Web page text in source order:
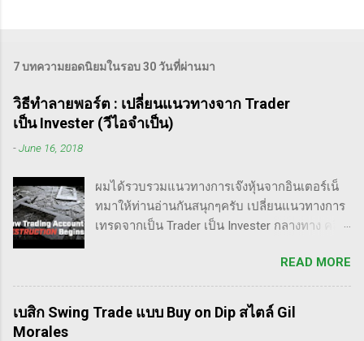
7 บทความยอดนิยมในรอบ 30 วันที่ผ่านมา
วิธีทำลายพอร์ต : เปลี่ยนแนวทางจาก Trader
เป็น Invester (วีไอจำเป็น)
-June 16, 2018
ผมได้รวบรวมแนวทางการเจ๊งหุ้นจากอินเตอร์เน็
ทมาให้ท่านอ่านกันสนุกๆครับ เปลี่ยนแนวทางการ
เทรดจากเป็น Trader เป็น Invester กลางทาง คลิป
เป็น Trader แล้วต่อมาก็เปลี่ยนใจอยากเป็น
Invester ไปซะงั้น เผื่อใครไม่เข้าใจ Trader คือ
ลักษณะการเทรดที่ ไม่ถือยาว ซื้อแล้วขายในระยะ
เวลาหนึ่ง ที่สำคัญความเป็นเทรดเดอร์คือ การ
READ MORE
เบสิก Swing Trade แบบ Buy on Dip สไตล์ Gil
Morales